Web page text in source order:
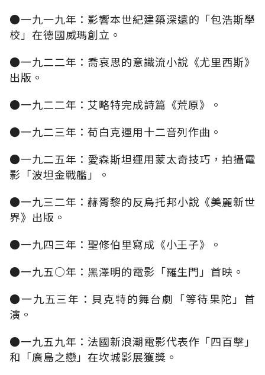
●一九一九年：影響本世紀建築深遠的「包浩斯學
校」在德國威瑪創立。
●一九二二年：喬哀思的意識流小說《尤里西斯》
出版。
●一九二二年：艾略特完成詩篇《荒原》。
●一九二三年：荀白克運用十二音列作曲。
●一九二五年：愛森斯坦運用蒙太奇技巧，拍攝電
影「波坦金戰艦」。
●一九三二年：赫胥黎的反烏托邦小說《美麗新世
界》出版。
●一九四三年：聖修伯里寫成《小王子》。
●一九五○年：黑澤明的電影「羅生門」首映。
●一九五三年：貝克特的舞台劇「等待果陀」首
演。
●一九五九年：法國新浪潮電影代表作「四百擊」
和「廣島之戀」在坎城影展獲獎。